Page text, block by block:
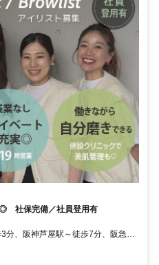
社保完備／社員登用有
分、阪神芦屋駅～徒歩7分、阪急芦